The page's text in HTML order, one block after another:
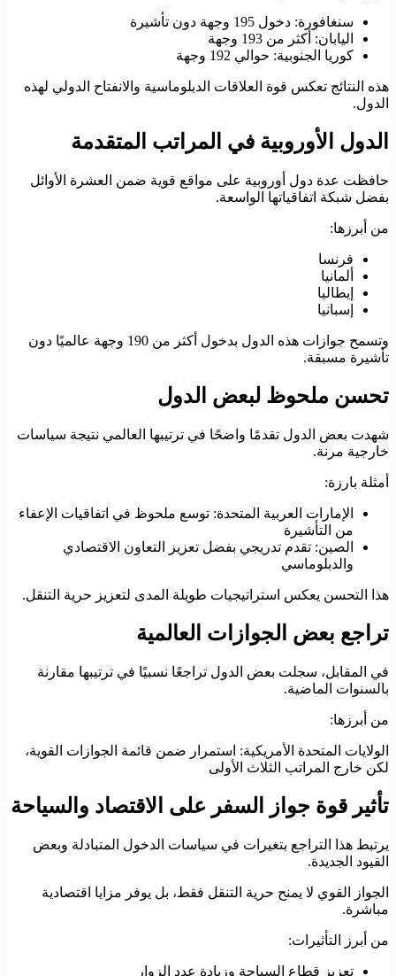
سنغافورة: دخول 195 وجهة دون تأشيرة
اليابان: أكثر من 193 وجهة
كوريا الجنوبية: حوالي 192 وجهة
هذه النتائج تعكس قوة العلاقات الدبلوماسية والانفتاح الدولي لهذه
الدول.
الدول الأوروبية في المراتب المتقدمة
حافظت عدة دول أوروبية على مواقع قوية ضمن العشرة الأوائل
بفضل شبكة اتفاقياتها الواسعة.
من أبرزها:
فرنسا
ألمانيا
إيطاليا
إسبانيا
وتسمح جوازات هذه الدول بدخول أكثر من 190 وجهة عالميًا دون
تأشيرة مسبقة.
تحسن ملحوظ لبعض الدول
شهدت بعض الدول تقدمًا واضحًا في ترتيبها العالمي نتيجة سياسات
خارجية مرنة.
أمثلة بارزة:
الإمارات العربية المتحدة: توسع ملحوظ في اتفاقيات الإعفاء
من التأشيرة
الصين: تقدم تدريجي بفضل تعزيز التعاون الاقتصادي
والدبلوماسي
هذا التحسن يعكس استراتيجيات طويلة المدى لتعزيز حرية التنقل.
تراجع بعض الجوازات العالمية
في المقابل، سجلت بعض الدول تراجعًا نسبيًا في ترتيبها مقارنة
بالسنوات الماضية.
من أبرزها:
الولايات المتحدة الأمريكية: استمرار ضمن قائمة الجوازات القوية،
لكن خارج المراتب الثلاث الأولى
تأثير قوة جواز السفر على الاقتصاد والسياحة
يرتبط هذا التراجع بتغيرات في سياسات الدخول المتبادلة وبعض
القيود الجديدة.
الجواز القوي لا يمنح حرية التنقل فقط، بل يوفر مزايا اقتصادية
مباشرة.
من أبرز التأثيرات:
تعزيز قطاع السياحة وزيادة عدد الزوار